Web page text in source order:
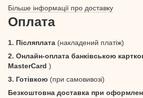
Більше інформації про доставку
Оплата
1. Післяплата (накладений платіж)
2. Онлайн-оплата банківською
MasterCard )
3. Готівкою (при самовивозі)
Безкоштовна доставка при